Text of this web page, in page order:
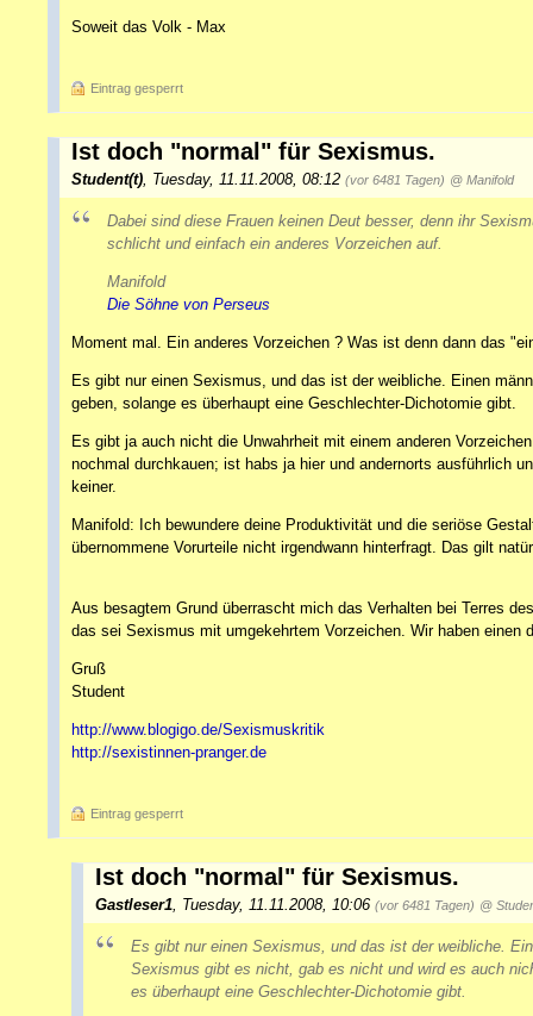
Soweit das Volk - Max
Eintrag gesperrt
Ist doch "normal" für Sexismus.
Student(t) Tuesday, 11.11.2008, 08:12 (vor 6481 Tagen) @ Manifold
Dabei sind diese Frauen keinen Deut besser, denn ihr
schlicht und einfach ein anderes Vorzeichen auf.
Manifold
Die Söhne von Perseus
Moment mal. Ein anderes Vorzeichen ? Was ist denn dann das
Es gibt nur einen Sexismus, und das ist der weibliche. Einen
geben, solange es überhaupt eine Geschlechter-Dichotomie gibt.
Es gibt ja auch nicht die Unwahrheit mit einem anderen
nochmal durchkauen; ist habs ja hier und andernorts ausführlich
keiner.
Manifold: Ich bewundere deine Produktivität und die seriöse
übernommene Vorurteile nicht irgendwann hinterfragt. Das gilt
Aus besagtem Grund überrascht mich das Verhalten bei Terres
das sei Sexismus mit umgekehrtem Vorzeichen. Wir haben einen
Gruß
Student
http://www.blogigo.de/Sexismuskritik
http://sexistinnen-pranger.de
Eintrag gesperrt
Ist doch "normal" für Sexismus.
Gastleser1 Tuesday, 11.11.2008, 10:06 (vor 6481 Tagen) @
Es gibt nur einen Sexismus, und das ist der weibliche.
Sexismus gibt es nicht, gab es nicht und wird es auch
es überhaupt eine Geschlechter-Dichotomie gibt.